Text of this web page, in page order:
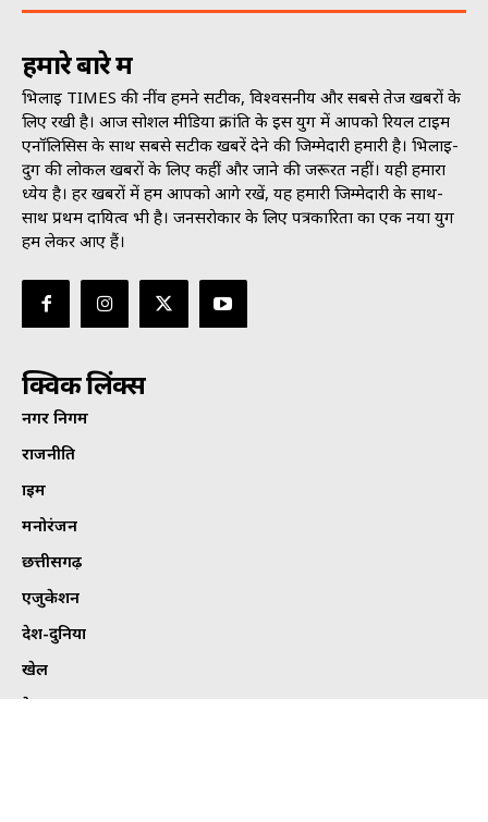
हमारे बारे में
भिलाई TIMES की नींव हमने सटीक, विश्वसनीय और सबसे तेज खबरों के
लिए रखी है। आज सोशल मीडिया क्रांति के इस युग में आपको रियल टाइम
एनॉलिसिस के साथ सबसे सटीक खबरें देने की जिम्मेदारी हमारी है। भिलाई-
दुर्ग की लोकल खबरों के लिए कहीं और जाने की जरूरत नहीं। यही हमारा
ध्येय है। हर खबरों में हम आपको आगे रखें, यह हमारी जिम्मेदारी के साथ-
साथ प्रथम दायित्व भी है। जनसराेकार के लिए पत्रकारिता का एक नया युग
हम लेकर आए हैं।
क्विक लिंक्स
नगर निगम
राजनीति
क्राइम
मनोरंजन
छत्तीसगढ़
एजुकेशन
देश-दुनिया
खेल
हेल्थ